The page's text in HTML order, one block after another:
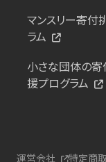
マンスリー寄付
ラム
小さな団体の
援プログラム
運営会社 特定商